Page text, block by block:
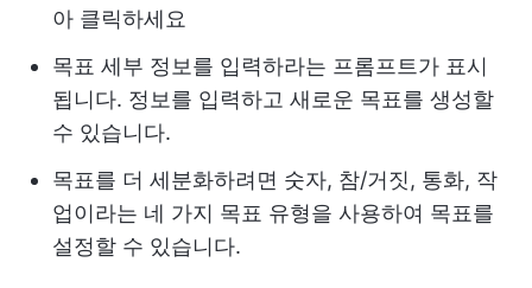
아 클릭하세요
목표 세부 정보를 입력하라는 프롬프트가 표시
됩니다. 정보를 입력하고 새로운 목표를 생성할
수 있습니다.
목표를 더 세분화하려면 숫자, 참/거짓, 통화, 작
업이라는 네 가지 목표 유형을 사용하여 목표를
설정할 수 있습니다.